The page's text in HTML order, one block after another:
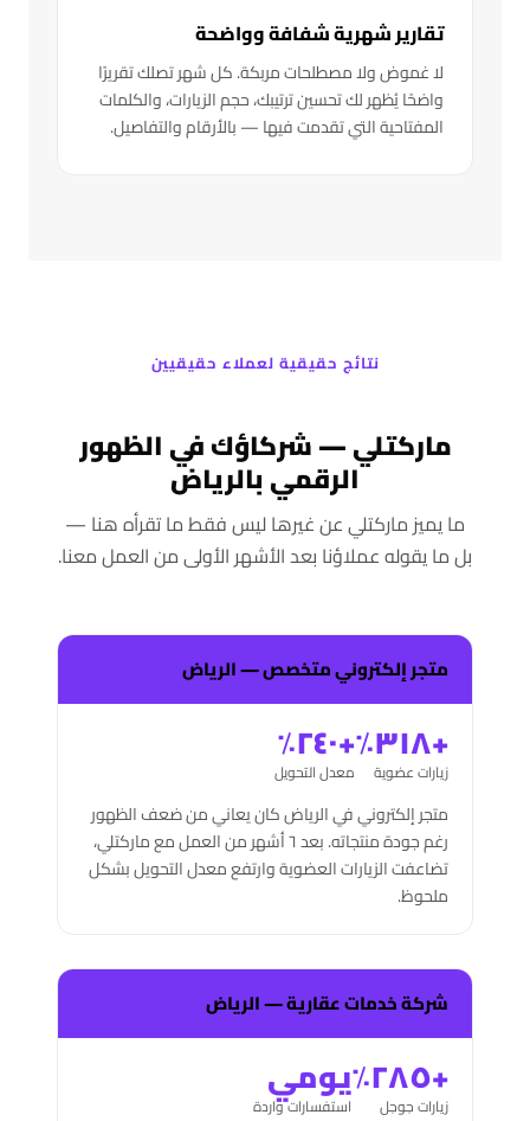
تقارير شهرية شفافة وواضحة
لا غموض ولا مصطلحات مربكة. كل شهر تصلك تقريرًا
واضحًا يُظهر لك تحسين ترتيبك، حجم الزيارات، والكلمات
المفتاحية التي تقدمت فيها — بالأرقام والتفاصيل.
نتائج حقيقية لعملاء حقيقيين
ماركتلي — شركاؤك في الظهور
الرقمي بالرياض
ما يميز ماركتلي عن غيرها ليس فقط ما تقرأه هنا —
بل ما يقوله عملاؤنا بعد الأشهر الأولى من العمل معنا.
متجر إلكتروني متخصص — الرياض
+٣١٨٪
زيارات عضوية
+٢٤٠٪
معدل التحويل
متجر إلكتروني في الرياض كان يعاني من ضعف الظهور
رغم جودة منتجاته. بعد ٦ أشهر من العمل مع ماركتلي،
تضاعفت الزيارات العضوية وارتفع معدل التحويل بشكل
ملحوظ.
شركة خدمات عقارية — الرياض
+٢٨٥٪
زيارات جوجل
يومي
استفسارات واردة